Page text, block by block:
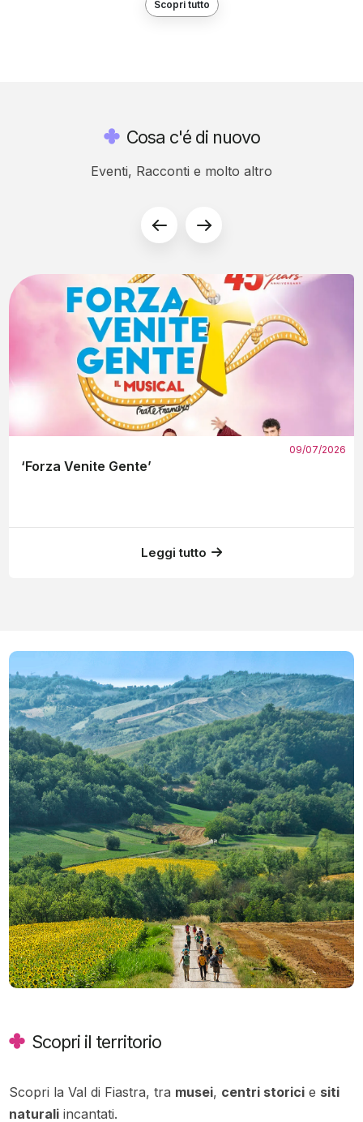
Scopri tutto
Cosa c'é di nuovo
Eventi, Racconti e molto altro
09/07/2026
‘Forza Venite Gente’
Leggi tutto
Scopri il territorio
Scopri la Val di Fiastra, tra musei, centri storici e siti
naturali incantati.